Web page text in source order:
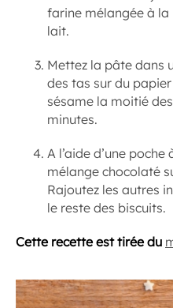
farine mélangée à
lait.
Mettez la pâte dans
des tas sur du
sésame la moitié
minutes.
A l’aide d’une
mélange chocolaté
Rajoutez les autres
le reste des biscuits.
Cette recette est tirée du